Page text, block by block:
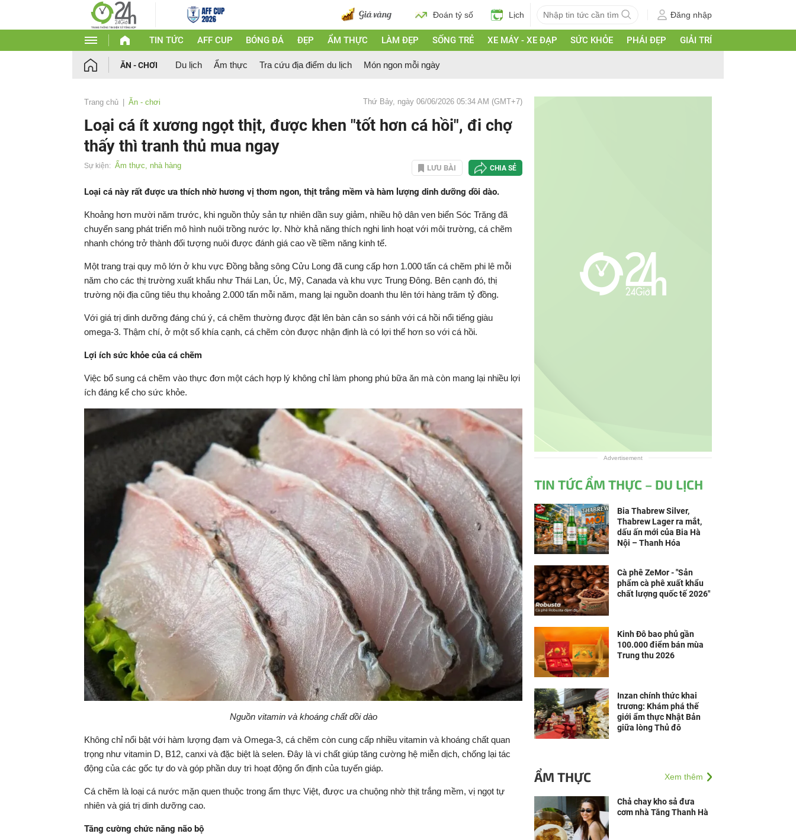
Đoán tỷ số Lịch Đăng nhập
TIN TỨC AFF CUP BÓNG ĐÁ ĐẸP ẨM THỰC LÀM ĐẸP SỐNG TRẺ XE MÁY - XE ĐẠP SỨC KHỎE PHÁI ĐẸP GIẢI TRÍ
ĂN - CHƠI Du lịch Ẩm thực Tra cứu địa điểm du lịch Món ngon mỗi ngày
Trang chủ Ăn - chơi Thứ Bảy, ngày 06/06/2026 05:34 AM (GMT+7)
Loại cá ít xương ngọt thịt, được khen "tốt hơn cá hồi", đi chợ
thấy thì tranh thủ mua ngay
Sự kiện: Ẩm thực, nhà hàng LƯU BÀI CHIA SẺ
Loại cá này rất được ưa thích nhờ hương vị thơm ngon, thịt trắng mềm và hàm lượng dinh dưỡng dồi dào.
Khoảng hơn mười năm trước, khi nguồn thủy sản tự nhiên dần suy giảm, nhiều hộ dân ven biển Sóc Trăng đã
chuyển sang phát triển mô hình nuôi trồng nước lợ. Nhờ khả năng thích nghi linh hoạt với môi trường, cá chẽm
nhanh chóng trở thành đối tượng nuôi được đánh giá cao về tiềm năng kinh tế.
Một trang trại quy mô lớn ở khu vực Đồng bằng sông Cửu Long đã cung cấp hơn 1.000 tấn cá chẽm phi lê mỗi
năm cho các thị trường xuất khẩu như Thái Lan, Úc, Mỹ, Canada và khu vực Trung Đông. Bên cạnh đó, thị
trường nội địa cũng tiêu thụ khoảng 2.000 tấn mỗi năm, mang lại nguồn doanh thu lên tới hàng trăm tỷ đồng.
Với giá trị dinh dưỡng đáng chú ý, cá chẽm thường được đặt lên bàn cân so sánh với cá hồi nổi tiếng giàu
omega-3. Thậm chí, ở một số khía cạnh, cá chẽm còn được nhận định là có lợi thế hơn so với cá hồi.
Lợi ích sức khỏe của cá chẽm
Việc bổ sung cá chẽm vào thực đơn một cách hợp lý không chỉ làm phong phú bữa ăn mà còn mang lại nhiều lợi
ích đáng kể cho sức khỏe.
Nguồn vitamin và khoáng chất dồi dào
Không chỉ nổi bật với hàm lượng đạm và Omega-3, cá chẽm còn cung cấp nhiều vitamin và khoáng chất quan
trọng như vitamin D, B12, canxi và đặc biệt là selen. Đây là vi chất giúp tăng cường hệ miễn dịch, chống lại tác
động của các gốc tự do và góp phần duy trì hoạt động ổn định của tuyến giáp.
Cá chẽm là loại cá nước mặn quen thuộc trong ẩm thực Việt, được ưa chuộng nhờ thịt trắng mềm, vị ngọt tự
nhiên và giá trị dinh dưỡng cao.
Tăng cường chức năng não bộ
Advertisement
TIN TỨC ẨM THỰC – DU LỊCH
Bia Thabrew Silver,
Thabrew Lager ra mắt,
dấu ấn mới của Bia Hà
Nội – Thanh Hóa
Cà phê ZeMor - "Sản
phẩm cà phê xuất khẩu
chất lượng quốc tế 2026"
Kinh Đô bao phủ gần
100.000 điểm bán mùa
Trung thu 2026
Inzan chính thức khai
trương: Khám phá thế
giới ẩm thực Nhật Bản
giữa lòng Thủ đô
ẨM THỰC Xem thêm
Chả chay kho sả đưa
cơm nhà Tăng Thanh Hà